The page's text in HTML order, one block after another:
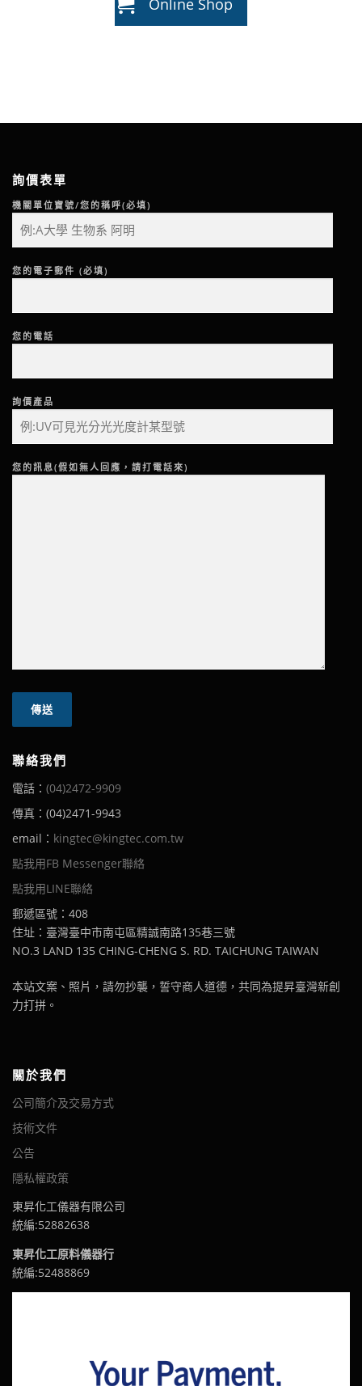
詢價表單
機關單位寶號/您的稱呼(必填)
您的電子郵件 (必填)
您的電話
詢價產品
您的訊息(假如無人回應，請打電話來)
聯絡我們
電話： (04)2472-9909
傳真：(04)2471-9943
email： kingtec@kingtec.com.tw
點我用FB Messenger聯絡
點我用LINE聯絡
郵遞區號：408
住址：臺灣臺中市南屯區精誠南路135巷三號
NO.3 LAND 135 CHING-CHENG S. RD. TAICHUNG TAIWAN
本站文案、照片，請勿抄襲，誓守商人道德，共同為提昇臺灣新創
力打拼。
關於我們
公司簡介及交易方式
技術文件
公告
隱私權政策
東昇化工儀器有限公司
統編:52882638
東昇化工原料儀器行
統編:52488869